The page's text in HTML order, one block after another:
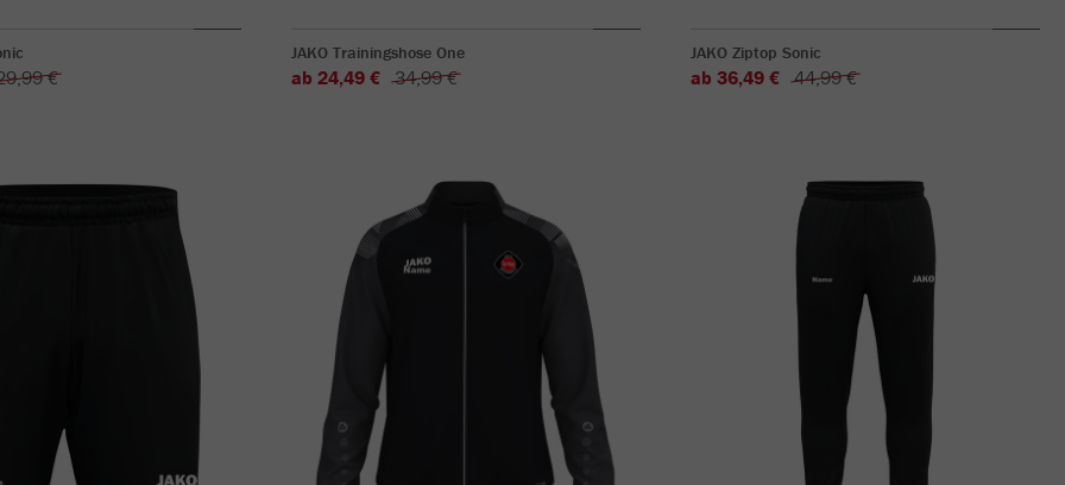
€
JAKO Trainingshose One
ab 24,49 € 34,99 €
JAKO Ziptop Sonic
ab 36,49 € 44,99 €